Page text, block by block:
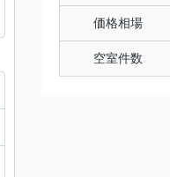
価格相場
空室件数